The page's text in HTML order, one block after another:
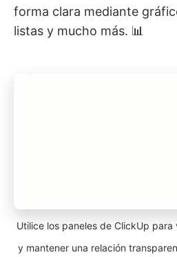
forma clara mediante
listas y mucho más. 📊
Utilice los paneles de ClickUp
y mantener una relación